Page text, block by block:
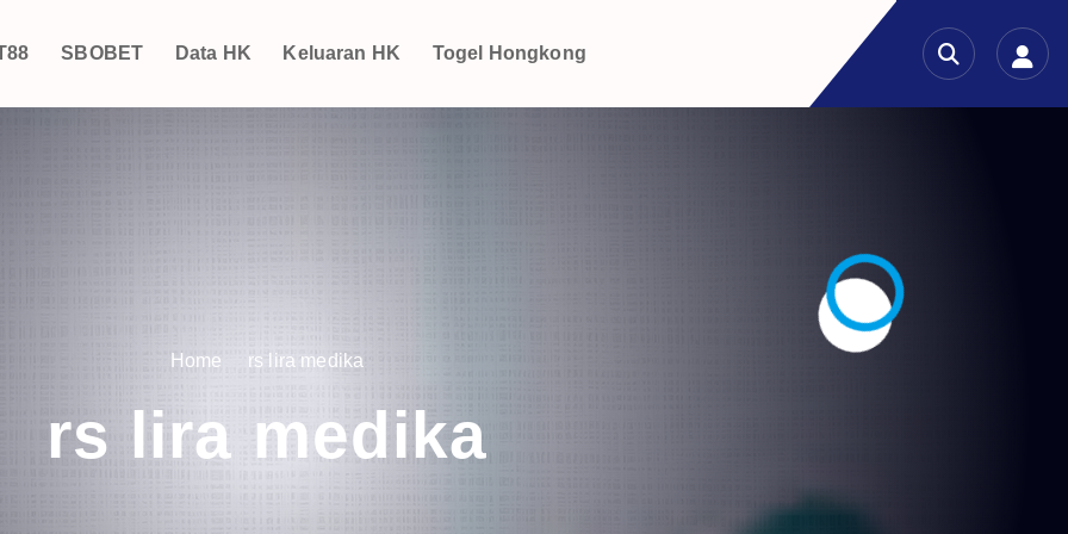
SBOBET Data HK Keluaran HK Togel Hongkong
Home rs lira medika
rs lira medika